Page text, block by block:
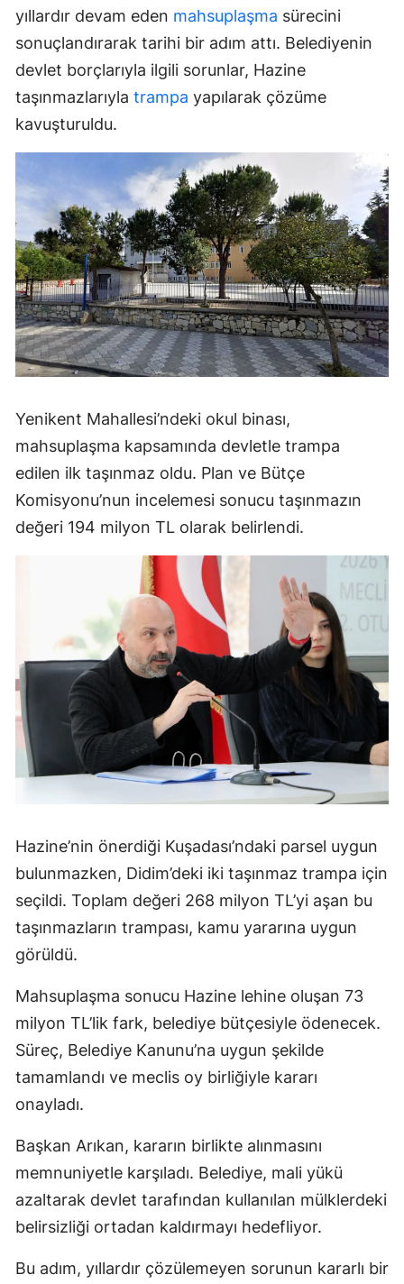
yıllardır devam eden mahsuplaşma sürecini
sonuçlandırarak tarihi bir adım attı. Belediyenin
devlet borçlarıyla ilgili sorunlar, Hazine
taşınmazlarıyla trampa yapılarak çözüme
kavuşturuldu.
Yenikent Mahallesi’ndeki okul binası,
mahsuplaşma kapsamında devletle trampa
edilen ilk taşınmaz oldu. Plan ve Bütçe
Komisyonu’nun incelemesi sonucu taşınmazın
değeri 194 milyon TL olarak belirlendi.
Hazine’nin önerdiği Kuşadası’ndaki parsel uygun
bulunmazken, Didim’deki iki taşınmaz trampa için
seçildi. Toplam değeri 268 milyon TL’yi aşan bu
taşınmazların trampası, kamu yararına uygun
görüldü.
Mahsuplaşma sonucu Hazine lehine oluşan 73
milyon TL’lik fark, belediye bütçesiyle ödenecek.
Süreç, Belediye Kanunu’na uygun şekilde
tamamlandı ve meclis oy birliğiyle kararı
onayladı.
Başkan Arıkan, kararın birlikte alınmasını
memnuniyetle karşıladı. Belediye, mali yükü
azaltarak devlet tarafından kullanılan mülklerdeki
belirsizliği ortadan kaldırmayı hedefliyor.
Bu adım, yıllardır çözülemeyen sorunun kararlı bir